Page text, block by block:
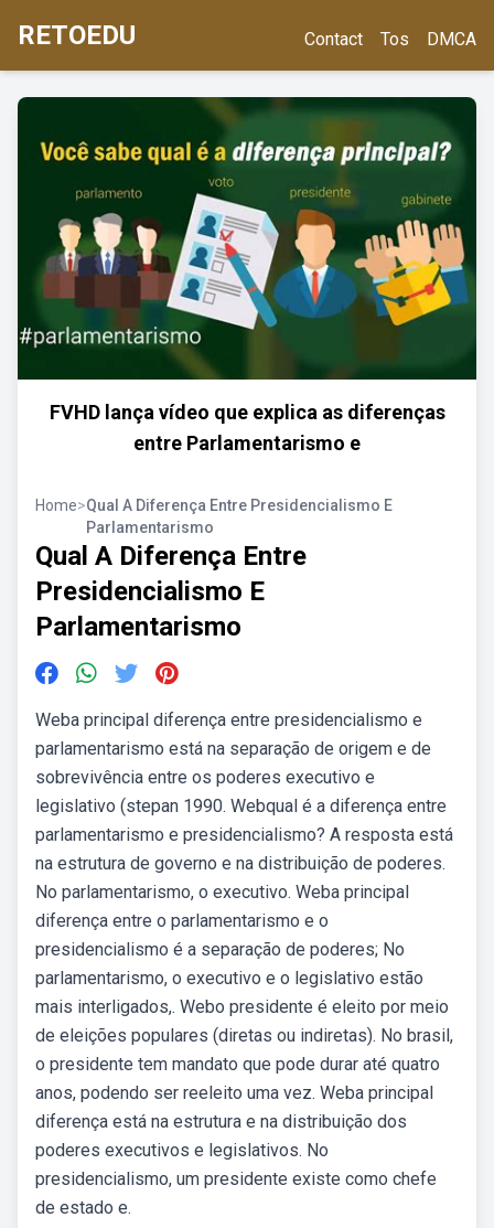
RETOEDU Contact Tos DMCA
FVHD lança vídeo que explica as diferenças
entre Parlamentarismo e
Home>Qual A Diferença Entre Presidencialismo E
Parlamentarismo
Qual A Diferença Entre
Presidencialismo E
Parlamentarismo
Weba principal diferença entre presidencialismo e
parlamentarismo está na separação de origem e de
sobrevivência entre os poderes executivo e
legislativo (stepan 1990. Webqual é a diferença entre
parlamentarismo e presidencialismo? A resposta está
na estrutura de governo e na distribuição de poderes.
No parlamentarismo, o executivo. Weba principal
diferença entre o parlamentarismo e o
presidencialismo é a separação de poderes; No
parlamentarismo, o executivo e o legislativo estão
mais interligados,. Webo presidente é eleito por meio
de eleições populares (diretas ou indiretas). No brasil,
o presidente tem mandato que pode durar até quatro
anos, podendo ser reeleito uma vez. Weba principal
diferença está na estrutura e na distribuição dos
poderes executivos e legislativos. No
presidencialismo, um presidente existe como chefe
de estado e.